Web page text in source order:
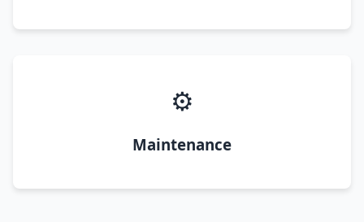
⚙️
Maintenance